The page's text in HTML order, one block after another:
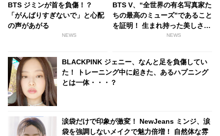
BTS ジミンが首を負傷！？
「がんばりすぎないで」と心配
の声があがる
NEWS
BTS V、“全世界の有名写真家た
ちの最高のミューズ”であること
を証明！ 生まれ持った美しさが
生んだ逸話と称賛の声に驚愕
NEWS
BLACKPINK ジェニー、なんと足を負傷してい
た！ トレーニング中に起きた、あるハプニング
とは一体・・・？
涙袋だけで印象が激変！ NewJeans ミンジ、涙
袋を強調しないメイクで魅力倍増！ 自然体な雰